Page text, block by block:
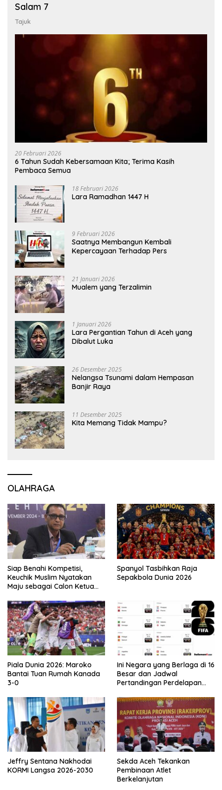
Salam 7
Tajuk
20 Februari 2026
6 Tahun Sudah Kebersamaan Kita; Terima Kasih
Pembaca Semua
18 Februari 2026
Lara Ramadhan 1447 H
9 Februari 2026
Saatnya Membangun Kembali
Kepercayaan Terhadap Pers
21 Januari 2026
Mualem yang Terzalimin
1 Januari 2026
Lara Pergantian Tahun di Aceh yang
Dibalut Luka
26 Desember 2025
Nelangsa Tsunami dalam Hempasan
Banjir Raya
11 Desember 2025
Kita Memang Tidak Mampu?
OLAHRAGA
Siap Benahi Kompetisi,
Keuchik Muslim Nyatakan
Maju sebagai Calon Ketua
Spanyol Tasbihkan Raja
Sepakbola Dunia 2026
Piala Dunia 2026: Maroko
Bantai Tuan Rumah Kanada
3-0
Ini Negara yang Berlaga di 16
Besar dan Jadwal
Pertandingan Perdelapan
Jeffry Sentana Nakhodai
KORMI Langsa 2026-2030
Sekda Aceh Tekankan
Pembinaan Atlet
Berkelanjutan